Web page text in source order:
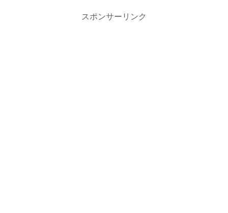
スポンサーリンク